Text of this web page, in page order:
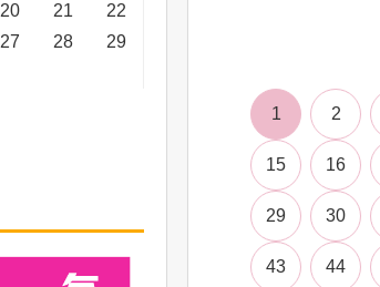
1 2
15 16
29 30
43 44
20 21
22
27 28
29